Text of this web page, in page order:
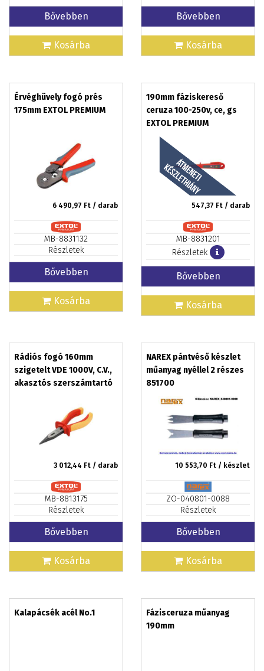
Bővebben
Kosárba
Bővebben
Kosárba
Érvéghüvely fogó prés
175mm EXTOL PREMIUM
6 490,97 Ft / darab
MB-8831132
Részletek
Bővebben
Kosárba
190mm fáziskereső
ceruza 100-250v, ce, gs
EXTOL PREMIUM
547,37 Ft / darab
MB-8831201
Részletek
Bővebben
Kosárba
Rádiós fogó 160mm
szigetelt VDE 1000V, C.V.,
akasztós szerszámtartó
3 012,44 Ft / darab
MB-8813175
Részletek
Bővebben
Kosárba
NAREX pántvéső készlet
műanyag nyéllel 2 részes
851700
10 553,70 Ft / készlet
ZO-040801-0088
Részletek
Bővebben
Kosárba
Kalapácsék acél No.1
Fázisceruza műanyag
190mm